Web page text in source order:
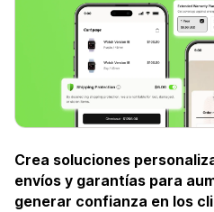
Crea soluciones
envíos y garantías para
generar confianza en los